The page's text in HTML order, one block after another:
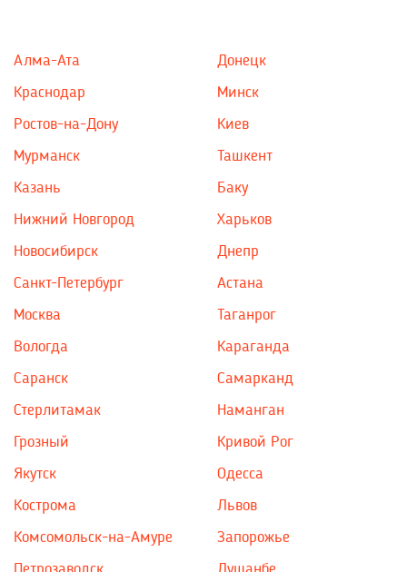
Алма-Ата
Краснодар
Ростов-на-Дону
Мурманск
Казань
Нижний Новгород
Новосибирск
Санкт-Петербург
Москва
Донецк
Минск
Киев
Ташкент
Баку
Харьков
Днепр
Астана
Таганрог
Вологда
Саранск
Стерлитамак
Грозный
Якутск
Кострома
Комсомольск-на-Амуре
Караганда
Самарканд
Наманган
Кривой Рог
Одесса
Львов
Запорожье